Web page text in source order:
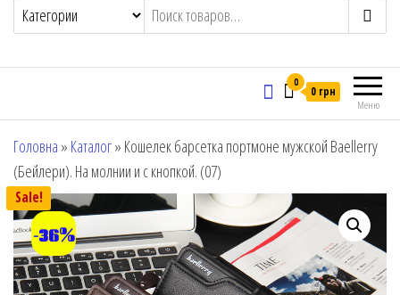
Меню
0
0 грн
Головна » Каталог» Кошелек барсетка портмоне мужской Baellerry
(Бейлери). На молнии и с кнопкой. (07)
Sale!
-36%